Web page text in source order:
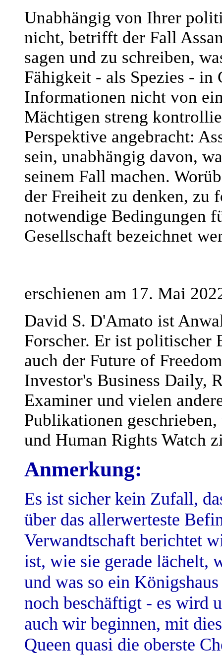
Unabhängig von Ihrer
nicht, betrifft der Fall
sagen und zu schreiben,
Fähigkeit - als Spezies - in
Informationen nicht von
Mächtigen streng
Perspektive angebracht:
sein, unabhängig davon,
seinem Fall machen.
der Freiheit zu denken, zu
notwendige Bedingungen
Gesellschaft bezeichnet
erschienen am 17. Mai
David S. D'Amato ist
Forscher. Er ist politischer
auch der Future of
Investor's Business Daily,
Examiner und vielen
Publikationen
und Human Rights Watch
Anmerkung:
Es ist sicher kein Zufall,
über das allerwerteste
Verwandtschaft berichtet
ist, wie sie gerade lächelt,
und was so ein
noch beschäftigt - es wird
auch wir beginnen, mit
Queen quasi die oberste